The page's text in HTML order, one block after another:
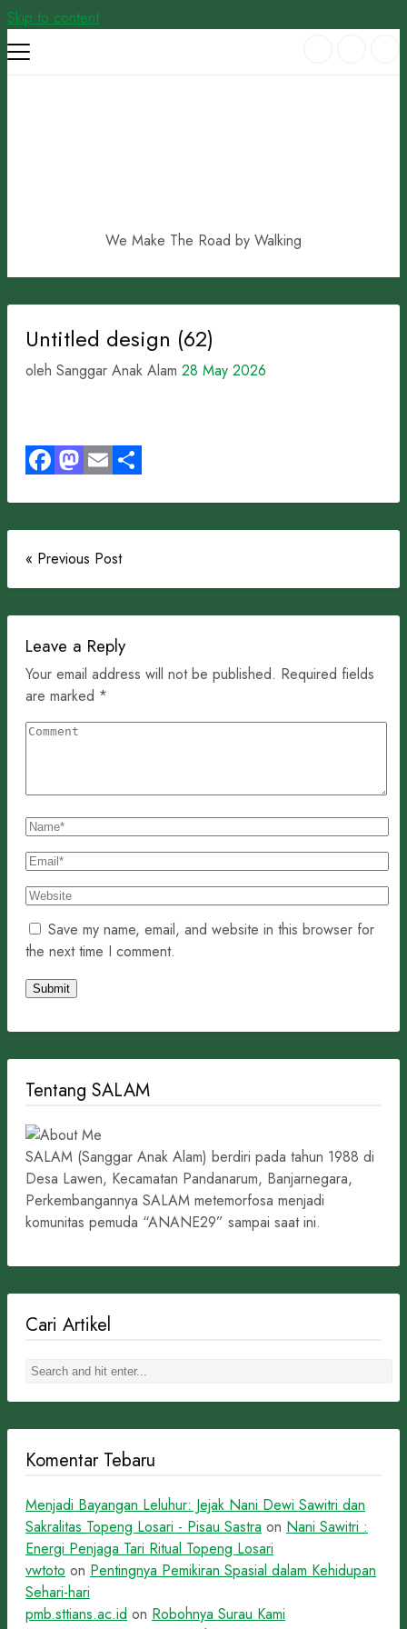
Skip to content
We Make The Road by Walking
Untitled design (62)
oleh Sanggar Anak Alam 28 May 2026
« Previous Post
Leave a Reply
Your email address will not be published. Required fields
are marked *
Save my name, email, and website in this browser for
the next time I comment.
Tentang SALAM
SALAM (Sanggar Anak Alam) berdiri pada tahun 1988 di
Desa Lawen, Kecamatan Pandanarum, Banjarnegara,
Perkembangannya SALAM metemorfosa menjadi
komunitas pemuda “ANANE29” sampai saat ini.
Cari Artikel
Komentar Tebaru
Menjadi Bayangan Leluhur: Jejak Nani Dewi Sawitri dan
Sakralitas Topeng Losari - Pisau Sastra on Nani Sawitri :
Energi Penjaga Tari Ritual Topeng Losari
vwtoto on Pentingnya Pemikiran Spasial dalam Kehidupan
Sehari-hari
pmb.sttians.ac.id on Robohnya Surau Kami